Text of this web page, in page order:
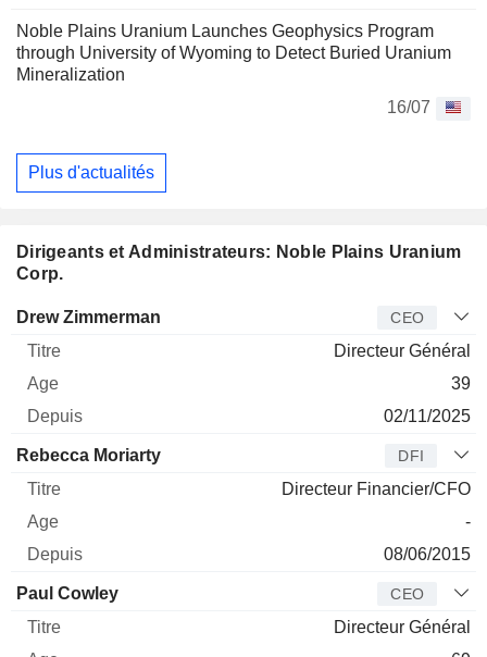
Noble Plains Uranium Launches Geophysics Program
through University of Wyoming to Detect Buried Uranium
Mineralization
16/07
Plus d'actualités
Dirigeants et Administrateurs: Noble Plains Uranium
Corp.
Dirigeant Titre Age
Drew Zimmerman CEO
Directeur Général
39
02/11/2025
Rebecca Moriarty DFI
Directeur Financier/CFO
-
08/06/2015
Paul Cowley CEO
Directeur Général